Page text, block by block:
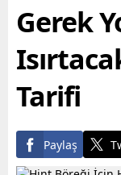
Gerek
Tarifi
Paylaş